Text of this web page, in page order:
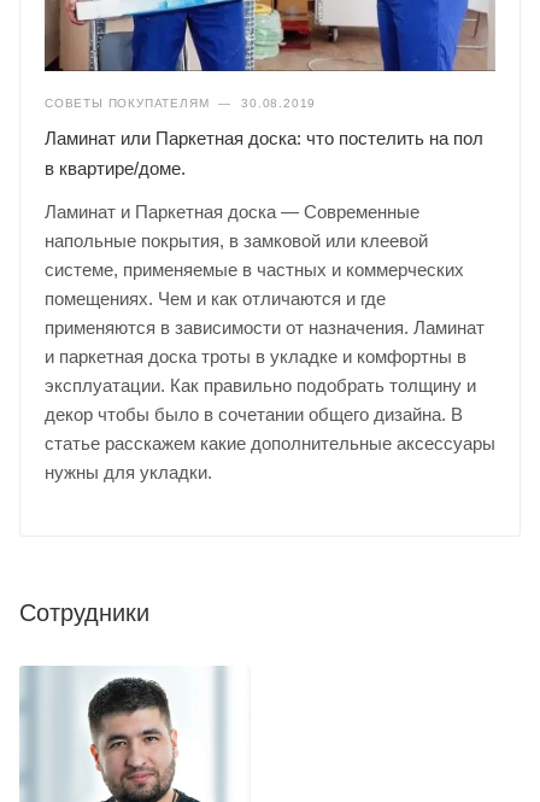
СОВЕТЫ ПОКУПАТЕЛЯМ — 30.08.2019
Ламинат или Паркетная доска: что постелить на пол
в квартире/доме.
Ламинат и Паркетная доска — Современные
напольные покрытия, в замковой или клеевой
системе, применяемые в частных и коммерческих
помещениях. Чем и как отличаются и где
применяются в зависимости от назначения. Ламинат
и паркетная доска троты в укладке и комфортны в
эксплуатации. Как правильно подобрать толщину и
декор чтобы было в сочетании общего дизайна. В
статье расскажем какие дополнительные аксессуары
нужны для укладки.
Сотрудники